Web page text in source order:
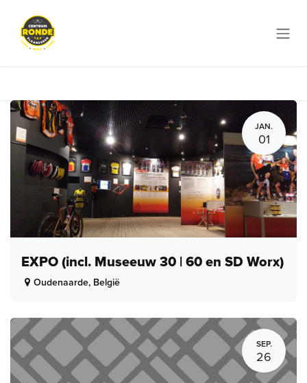
JAN.
01
EXPO (incl. Museeuw 30 | 60 en SD Worx)
Oudenaarde, België
SEP.
26